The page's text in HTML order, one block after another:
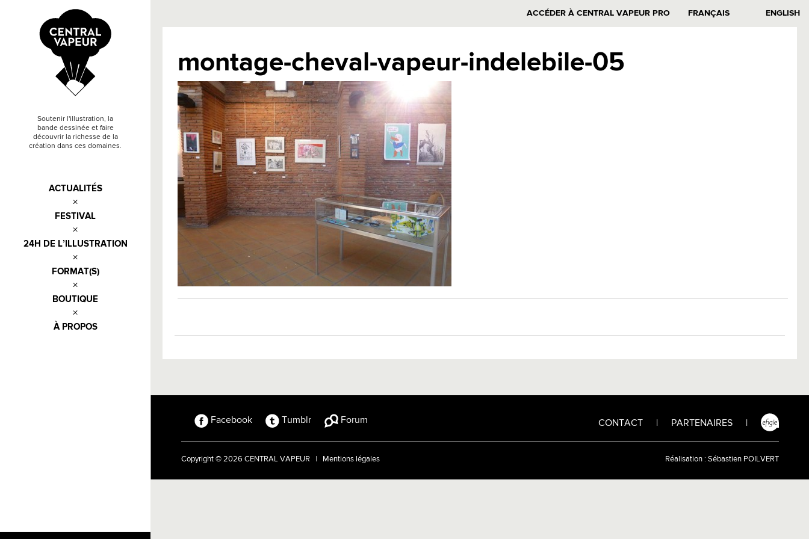
Soutenir l'illustration, la
bande dessinée et faire
découvrir la richesse de la
création dans ces domaines.
ACTUALITÉS
FESTIVAL
24H DE L’ILLUSTRATION
FORMAT(S)
BOUTIQUE
À PROPOS
ACCÉDER À CENTRAL VAPEUR PRO FRANÇAIS ENGLISH
montage-cheval-vapeur-indelebile-05
CONTACT PARTENAIRES
Facebook Tumblr Forum
Réalisation : Sébastien POILVERT
Copyright © 2026 CENTRAL VAPEUR | Mentions légales